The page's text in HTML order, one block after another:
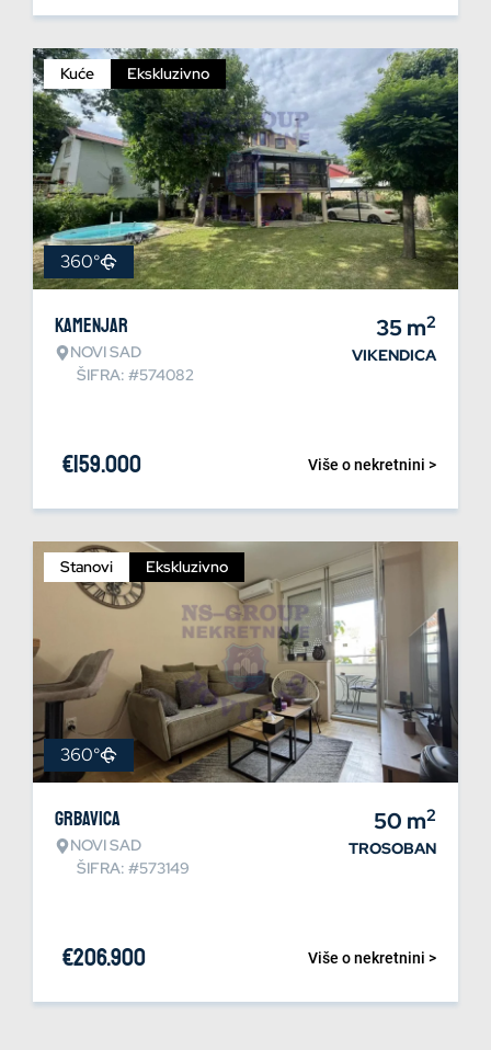
Kuće Ekskluzivno
360°
Kamenjar
NOVI SAD
ŠIFRA: #574082
35m2
VIKENDICA
Više o nekretnini >
€159.000
Stanovi Ekskluzivno
360°
Grbavica
NOVI SAD
ŠIFRA: #573149
50 m2
TROSOBAN
Više o nekretnini >
€206.900